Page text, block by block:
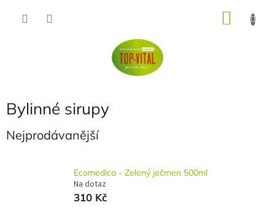
Bylinné sirupy
Nejprodávanější
Ecomedica - Zelený ječmen 500ml
Na dotaz
310 Kč